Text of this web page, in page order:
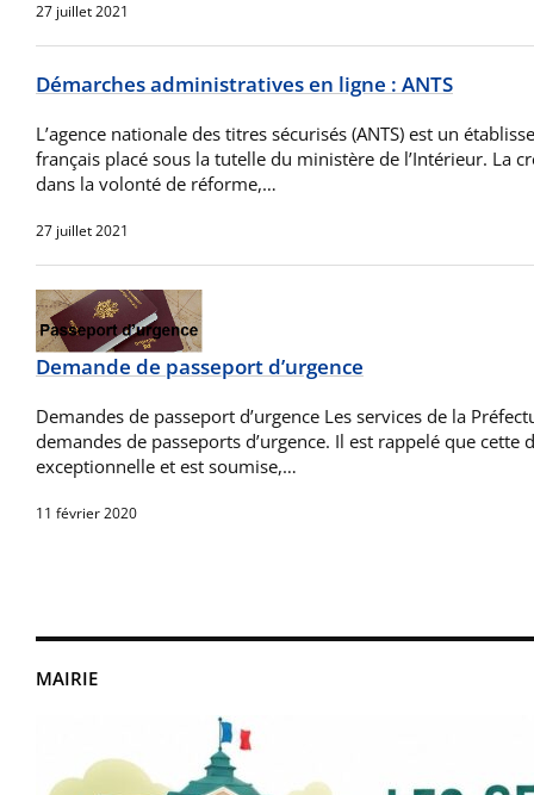
MAIRIE
27 juillet 2021
Démarches administratives en ligne : ANTS
L’agence nationale des titres sécurisés (ANTS) est un
français placé sous la tutelle du ministère de l’Intérieur. La
dans la volonté de réforme,…
27 juillet 2021
Demande de passeport d’urgence
Demandes de passeport d’urgence Les services de la
demandes de passeports d’urgence. Il est rappelé que cette
exceptionnelle et est soumise,…
11 février 2020